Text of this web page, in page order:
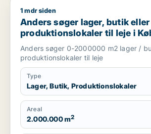
Anders søger lager, butik eller
1 mdr siden
Anders søger lager, butik eller
produktionslokaler til leje i
Vesterbro eller Frederiksberg
Anders søger 0-2000000 m2 lager /
produktionslokaler til leje
Type
Lager, Butik, Produktionslokaler
Areal
2.000.000 m2